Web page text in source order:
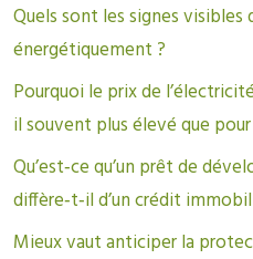
Quels sont les signes visibles
énergétiquement ?
Pourquoi le prix de
il souvent plus élevé que
Qu’est‑ce qu’un prêt de
diffère‑t‑il d’un crédit
Mieux vaut anticiper la